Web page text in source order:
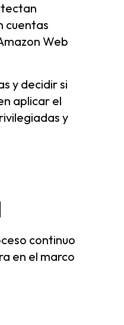
cuentas
Web
y decidir si
aplicar el
y
continuo
en el marco